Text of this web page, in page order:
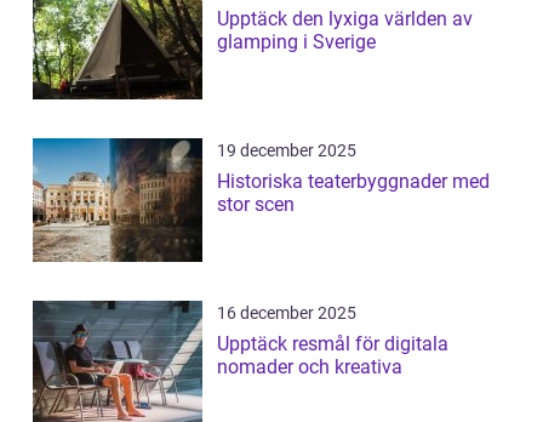
Upptäck den lyxiga världen av
glamping i Sverige
19 december 2025
Historiska teaterbyggnader med
stor scen
16 december 2025
Upptäck resmål för digitala
nomader och kreativa